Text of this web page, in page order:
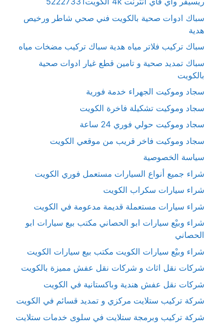
سباك ادوات صحية بالكويت فني صحي شاطر ورخيص
هدية
سباك تركيب فلاتر مياه هدية سباك تركيب مضخات مياه
سباك تمديد صحية و تامين قطع غيار ادوات صحية
بالكويت
سجاد وموكيت الجهراء خدمة فورية
سجاد وموكيت تشكيلة فاخرة الكويت
سجاد وموكيت حولي فوري 24 ساعة
سجاد وموكيت فاخر قريب من موقعي الكويت
سياسة الخصوصية
شراء جميع أنواع السيارات مستعمل فوري الكويت
شراء سيارات سكراب الكويت
شراء سيارات مستعملة قديمة مدعومة في الكويت
شراء وبيْع سيارات ابو الحصاني مكتب بيع سيارات ابو
الحصاني
شراء وبيْع سيارات الكويت مكتب بيع سيارات الكويت
شركات نقل اثاث و شركات نقل عفش مميزة بالكويت
شركات نقل عفش هندية وباكستانية في الكويت
شركة تركيب ستلايت مركزي و تمديد قسائم في الكويت
شركة تركيب وبرمجة ستلايت في سلوى خدمات ستلايت